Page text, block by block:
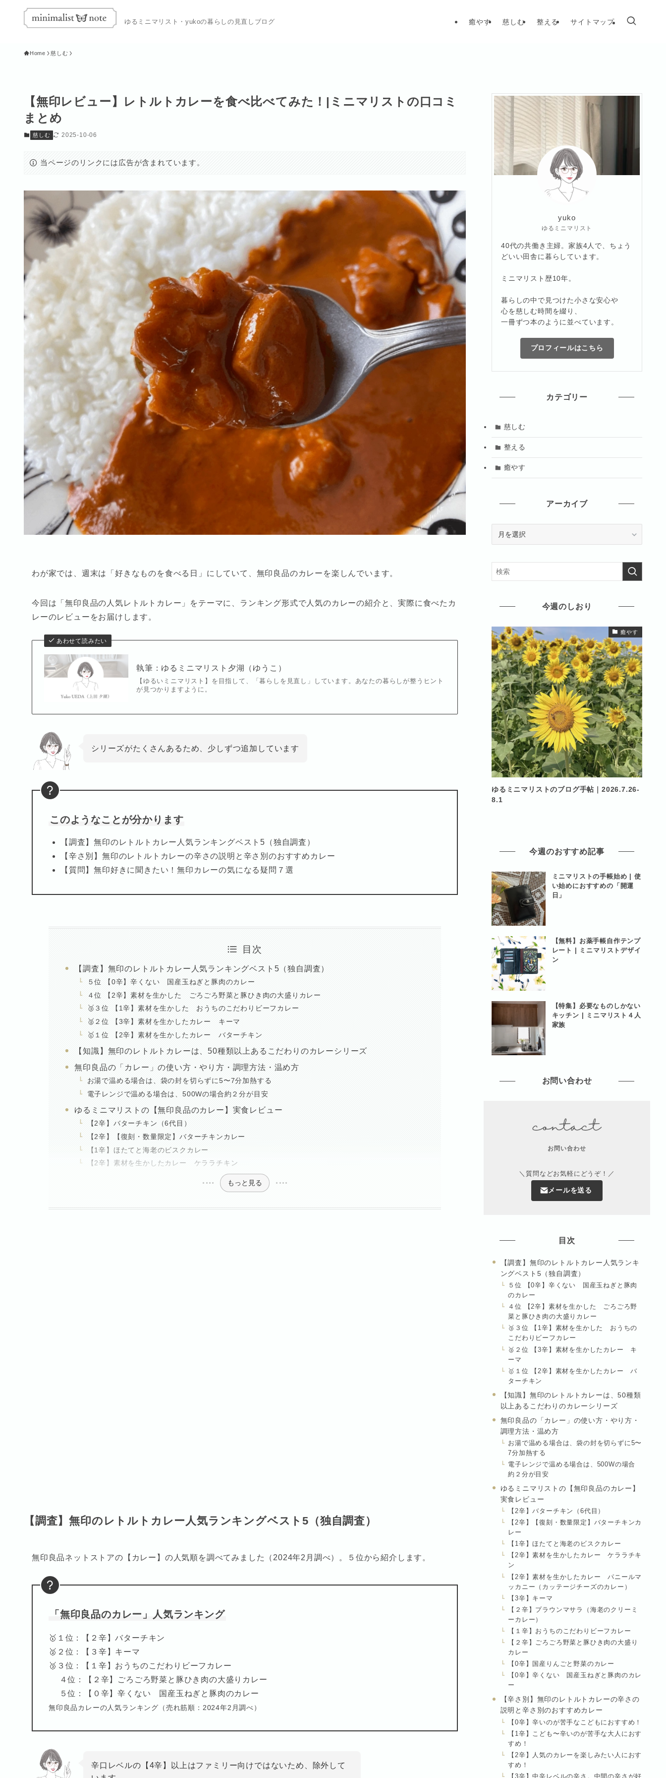
ゆるミニマリスト・yukoの暮らしの見直しブログ 癒やす 慈しむ 整える サイトマップ
Home 慈しむ
【無印レビュー】レトルトカレーを食べ比べてみた！|ミニマリストの口コミ
まとめ
慈しむ 2025-10-06
当ページのリンクには広告が含まれています。
わが家では、週末は「好きなものを食べる日」にしていて、無印良品のカレーを楽しんでいます。
今回は「無印良品の人気レトルトカレー」をテーマに、ランキング形式で人気のカレーの紹介と、実際に食べたカ
レーのレビューをお届けします。
あわせて読みたい
執筆：ゆるミニマリスト夕湖（ゆうこ）
【ゆるいミニマリスト】を目指して、「暮らしを見直し」しています。あなたの暮らしが整うヒント
が見つかりますように。
シリーズがたくさんあるため、少しずつ追加しています
このようなことが分かります
【調査】無印のレトルトカレー人気ランキングベスト5（独自調査）
【辛さ別】無印のレトルトカレーの辛さの説明と辛さ別のおすすめカレー
【質問】無印好きに聞きたい！無印カレーの気になる疑問７選
目次
【調査】無印のレトルトカレー人気ランキングベスト5（独自調査）
５位 【0辛】辛くない 国産玉ねぎと豚肉のカレー
４位 【2辛】素材を生かした ごろごろ野菜と豚ひき肉の大盛りカレー
🥉３位 【1辛】素材を生かした おうちのこだわりビーフカレー
🥈２位 【3辛】素材を生かしたカレー キーマ
🥇１位 【2辛】素材を生かしたカレー バターチキン
【知識】無印のレトルトカレーは、50種類以上あるこだわりのカレーシリーズ
無印良品の「カレー」の使い方・やり方・調理方法・温め方
お湯で温める場合は、袋の封を切らずに5〜7分加熱する
電子レンジで温める場合は、500Wの場合約２分が目安
ゆるミニマリストの【無印良品のカレー】実食レビュー
【2辛】バターチキン（6代目）
【2辛】【復刻・数量限定】バターチキンカレー
【1辛】ほたてと海老のビスクカレー
【2辛】素材を生かしたカレー ケララチキン
もっと見る
【調査】無印のレトルトカレー人気ランキングベスト5（独自調査）
無印良品ネットストアの【カレー】の人気順を調べてみました（2024年2月調べ）。５位から紹介します。
「無印良品のカレー」人気ランキング
🥇１位：【２辛】バターチキン
🥈２位：【３辛】キーマ
🥉３位：【１辛】おうちのこだわりビーフカレー
４位：【２辛】ごろごろ野菜と豚ひき肉の大盛りカレー
５位：【０辛】辛くない 国産玉ねぎと豚肉のカレー
無印良品カレーの人気ランキング（売れ筋順：2024年2月調べ）
辛口レベルの【4辛】以上はファミリー向けではないため、除外して
yuko
ゆるミニマリスト
40代の共働き主婦。家族4人で、ちょう
どいい田舎に暮らしています。
ミニマリスト歴10年。
暮らしの中で見つけた小さな安心や
心を慈しむ時間を綴り、
一冊ずつ本のように並べています。
プロフィールはこちら
カテゴリー
慈しむ
整える
癒やす
アーカイブ
イ
ブ
今週のしおり
癒やす
ゆるミニマリストのブログ手帖｜2026.7.26-
8.1
今週のおすすめ記事
ミニマリストの手帳始め | 使
い始めにおすすめの「開運
日」
【無料】お薬手帳自作テンプ
レート | ミニマリストデザイ
ン
【特集】必要なものしかない
キッチン | ミニマリスト４人
家族
お問い合わせ
お問い合わせ
＼質問などお気軽にどうぞ！／
メールを送る
目次
【調査】無印のレトルトカレー人気ランキ
ングベスト5（独自調査）
５位 【0辛】辛くない 国産玉ねぎと豚肉
のカレー
４位 【2辛】素材を生かした ごろごろ野
菜と豚ひき肉の大盛りカレー
🥉３位 【1辛】素材を生かした おうちの
こだわりビーフカレー
🥈２位 【3辛】素材を生かしたカレー キ
ーマ
🥇１位 【2辛】素材を生かしたカレー バ
ターチキン
【知識】無印のレトルトカレーは、50種類
以上あるこだわりのカレーシリーズ
無印良品の「カレー」の使い方・やり方・
調理方法・温め方
お湯で温める場合は、袋の封を切らずに5〜
7分加熱する
電子レンジで温める場合は、500Wの場合
約２分が目安
ゆるミニマリストの【無印良品のカレー】
実食レビュー
【2辛】バターチキン（6代目）
【2辛】【復刻・数量限定】バターチキンカ
レー
【1辛】ほたてと海老のビスクカレー
【2辛】素材を生かしたカレー ケララチキ
ン
【2辛】素材を生かしたカレー パニールマ
ッカニー（カッテージチーズのカレー）
【3辛】キーマ
【２辛】プラウンマサラ（海老のクリーミ
ーカレー）
【１辛】おうちのこだわりビーフカレー
【２辛】ごろごろ野菜と豚ひき肉の大盛り
カレー
【0辛】国産りんごと野菜のカレー
【0辛】辛くない 国産玉ねぎと豚肉のカレ
ー
【辛さ別】無印のレトルトカレーの辛さの
説明と辛さ別のおすすめカレー
【0辛】辛いのが苦手なこどもにおすすめ！
【1辛】こども〜辛いのが苦手な大人におす
すめ！
【2辛】人気のカレーを楽しみたい人におす
すめ！
【3辛】中辛レベルの辛さ。中間の辛さが好